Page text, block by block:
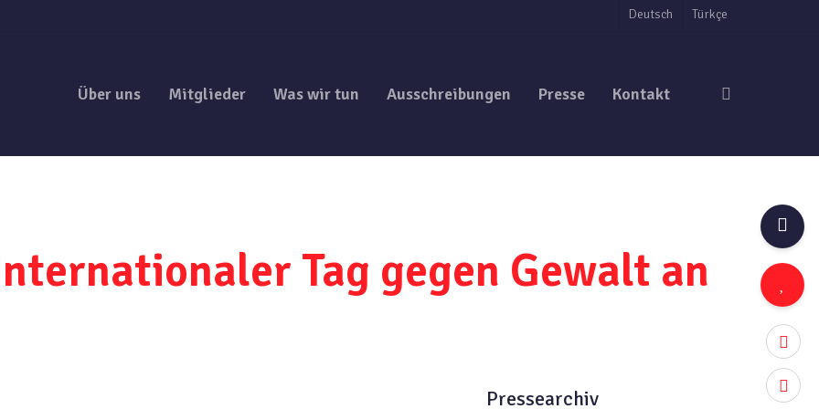
twitter
Deutsch Türkçe
Über uns Mitglieder Was wir tun Ausschreibungen Presse Kontakt
Tag gegen Gewalt an
Pressearchiv